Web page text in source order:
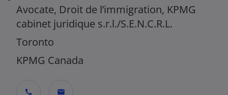
Avocate, Droit de l’immigration, KPMG
cabinet juridique s.r.l./S.E.N.C.R.L.
Toronto
KPMG Canada
call mail